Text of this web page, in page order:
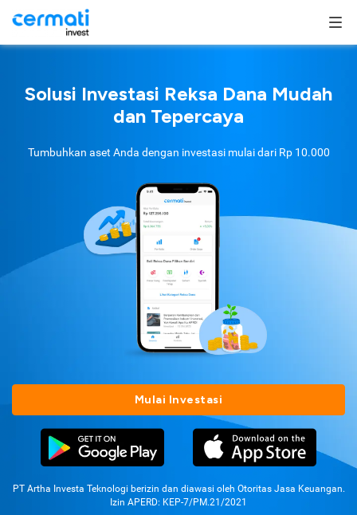
Solusi Investasi Reksa Dana Mudah
dan Tepercaya
Tumbuhkan aset Anda dengan investasi mulai dari Rp 10.000
Mulai Investasi
PT Artha Investa Teknologi berizin dan diawasi oleh Otoritas Jasa Keuangan.
Izin APERD: KEP-7/PM.21/2021